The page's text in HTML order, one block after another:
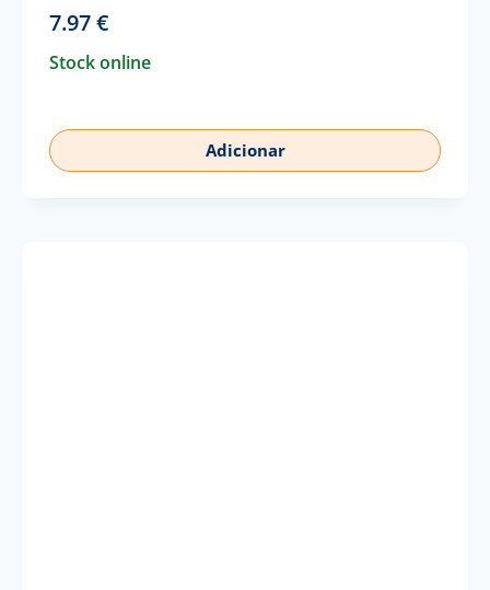
7.97€
Stock online
Adicionar